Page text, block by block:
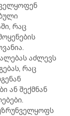
რაც
აძლევს
რაც
ან შექმნან